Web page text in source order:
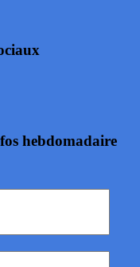
hebdomadaire